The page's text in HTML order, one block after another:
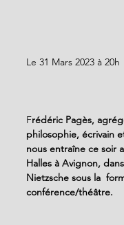
Le 31 Mars
Frédéric Pagès,
philosophie, écrivain
nous entraîne ce soir
Halles à Avignon,
Nietzsche sous la
conférence/théâtre.